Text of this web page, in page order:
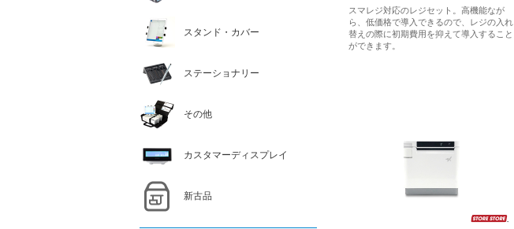
スタンド・カバー
ステーショナリー
その他
カスタマーディスプレイ
新古品
スマレジ対応のレジセット。高機能なが
ら、低価格で導入できるので、レジの入れ
替えの際に初期費用を抑えて導入すること
ができます。